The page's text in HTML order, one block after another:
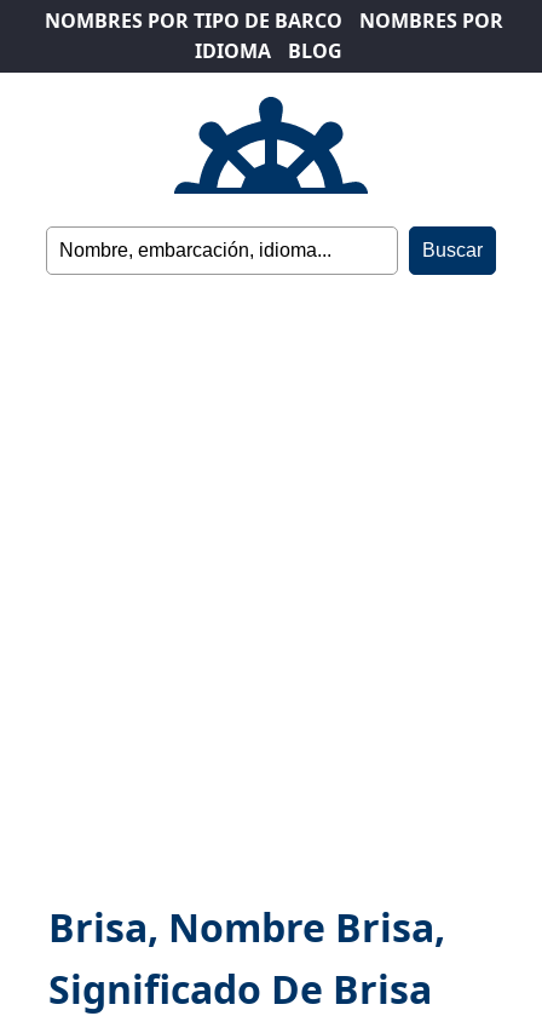
NOMBRES POR TIPO DE BARCO
NOMBRES POR
IDIOMA
BLOG
Brisa, Nombre Brisa,
Significado De Brisa